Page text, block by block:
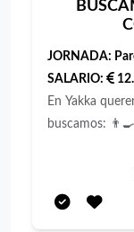
JORNADA:
SALARIO:
En Yakka
buscamos: 👨‍🍳 Cocineros y cocineras 🔪 Ayudantes de
Buscamos
personas que
muy claro: